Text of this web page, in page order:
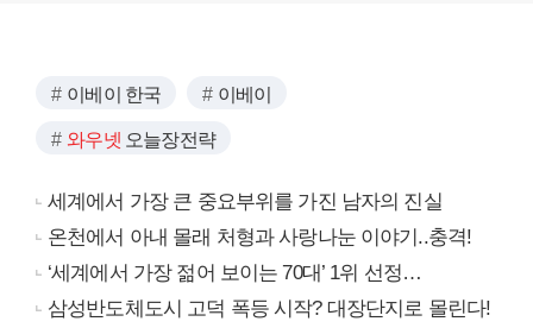
이베이 한국 이베이
와우넷 오늘장전략
세계에서 가장 큰 중요부위를 가진 남자의 진실
온천에서 아내 몰래 처형과 사랑나눈 이야기..충격!
‘세계에서 가장 젊어 보이는 70대’ 1위 선정…
삼성반도체도시 고덕 폭등 시작? 대장단지로 몰린다!